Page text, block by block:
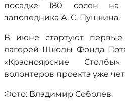
посадке 180 сосен на
заповедника А. С. Пушкина.
В июне стартуют первые
лагерей Школы Фонда
«Красноярские
волонтеров проекта уже
Фото: Владимир Соболев.